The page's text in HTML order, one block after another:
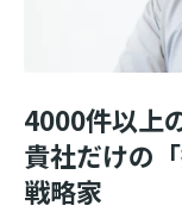
4000件以上
貴社だけの
戦略家